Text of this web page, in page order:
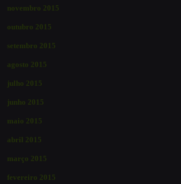
novembro 2015
outubro 2015
setembro 2015
agosto 2015
julho 2015
junho 2015
maio 2015
abril 2015
março 2015
fevereiro 2015